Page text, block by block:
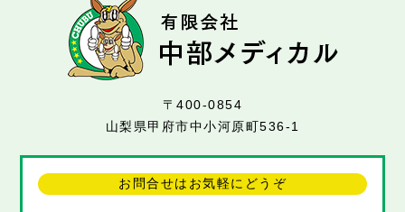
〒400-0854
山梨県甲府市中小河原町536-1
お問合せはお気軽にどうぞ